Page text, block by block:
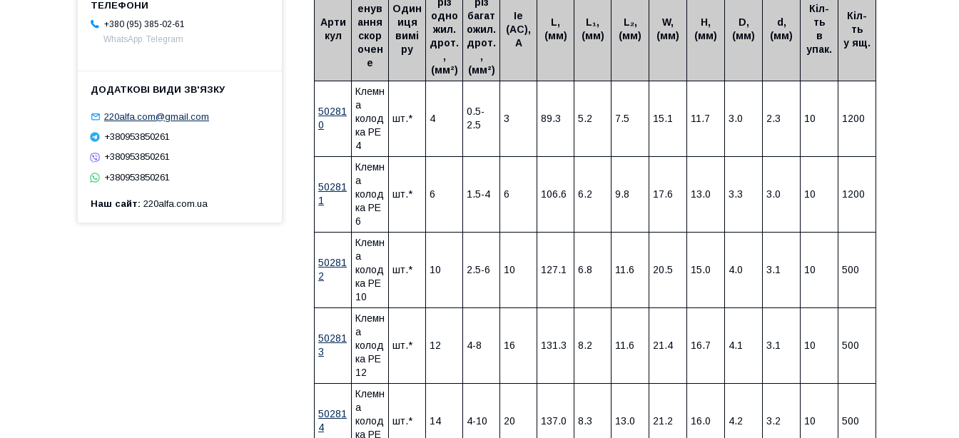
Арти
кул
енув
ання
скор
очен
е
Один
иця
вимі
ру
одно
жил.
дрот.
,
(мм²)
багат
ожил.
дрот.
,
(мм²)
Ie
(AC),
А
L,
(мм)
L₁,
(мм)
L₂,
(мм)
W,
(мм)
H,
(мм)
D,
(мм)
d,
(мм)
Кіл-
ть
в
упак.
Кіл-
ть
у ящ.
50281
0
Клемн
а
колод
ка PE
4
шт.* 4
0.5-
2.5
3 89.3 5.2 7.5 15.1 11.7 3.0 2.3 10 1200
50281
1
Клемн
а
колод
ка PE
6
шт.* 6 1.5-4 6 106.6 6.2 9.8 17.6 13.0 3.3 3.0 10 1200
50281
2
Клемн
а
колод
ка PE
10
шт.* 10 2.5-6 10 127.1 6.8 11.6 20.5 15.0 4.0 3.1 10 500
50281
3
Клемн
а
колод
ка PE
12
шт.* 12 4-8 16 131.3 8.2 11.6 21.4 16.7 4.1 3.1 10 500
50281
4
Клемн
а
колод
ка PE
шт.* 14 4-10 20 137.0 8.3 13.0 21.2 16.0 4.2 3.2 10 500
+380 (95) 385-02-61
WhatsApp. Telegram
220alfa.com@gmail.com
+380953850261
+380953850261
+380953850261
Наш сайт 220alfa.com.ua